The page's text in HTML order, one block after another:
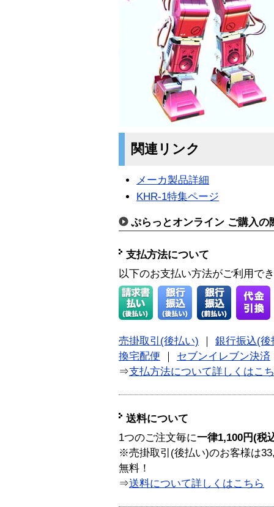
関連リンク
メーカ製品詳細
KHR-1特集ページ
ぷらっとオンライン ご購入の
支払方法について
以下のお支払い方法がご利用で
売掛取引(後払い) ｜ 銀行振込(後
換宅配便 ｜ セブンイレブン決済
⇒支払方法について詳しくはこ
送料について
1つのご注文毎に一律1,100円(税
※売掛取引(後払い)のお客様は
無料！
⇒送料について詳しくはこちら